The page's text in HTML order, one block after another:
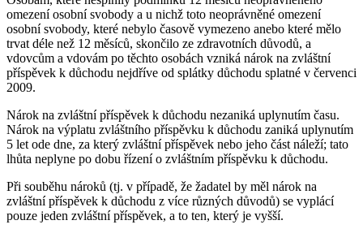
omezení osobní svobody a u nichž toto neoprávněné omezení
osobní svobody, které nebylo časově vymezeno anebo které mělo
trvat déle než 12 měsíců, skončilo ze zdravotních důvodů, a
vdovcům a vdovám po těchto osobách vzniká nárok na zvláštní
příspěvek k důchodu nejdříve od splátky důchodu splatné v červenci
2009.
Nárok na zvláštní příspěvek k důchodu nezaniká uplynutím času.
Nárok na výplatu zvláštního příspěvku k důchodu zaniká uplynutím
5 let ode dne, za který zvláštní příspěvek nebo jeho část náleží; tato
lhůta neplyne po dobu řízení o zvláštním příspěvku k důchodu.
Při souběhu nároků (tj. v případě, že žadatel by měl nárok na
zvláštní příspěvek k důchodu z více různých důvodů) se vyplácí
pouze jeden zvláštní příspěvek, a to ten, který je vyšší.